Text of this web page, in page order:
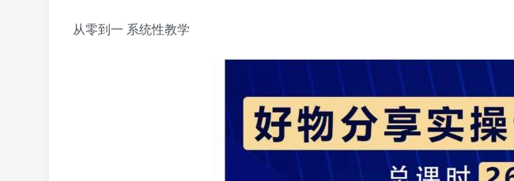
从零到一 系统性教学